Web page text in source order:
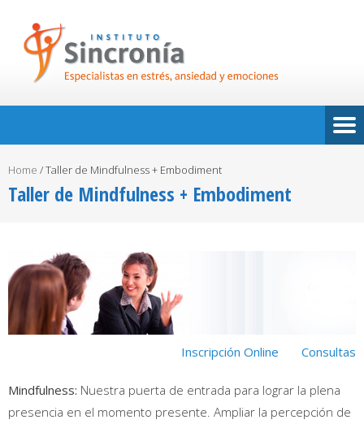
Home /Taller de Mindfulness + Embodiment
Taller de Mindfulness + Embodiment
Inscripción Online Consultas
Mindfulness: Nuestra puerta de entrada para lograr la plena
presencia en el momento presente. Ampliar la percepción de